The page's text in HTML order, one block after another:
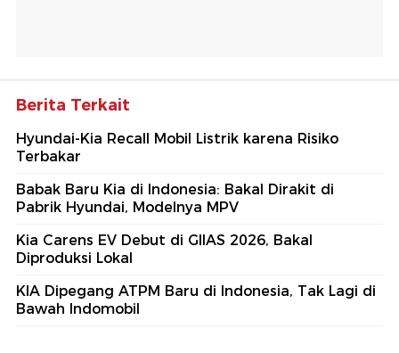
Berita Terkait
Hyundai-Kia Recall Mobil Listrik karena Risiko
Terbakar
Babak Baru Kia di Indonesia: Bakal Dirakit di
Pabrik Hyundai, Modelnya MPV
Kia Carens EV Debut di GIIAS 2026, Bakal
Diproduksi Lokal
KIA Dipegang ATPM Baru di Indonesia, Tak Lagi di
Bawah Indomobil